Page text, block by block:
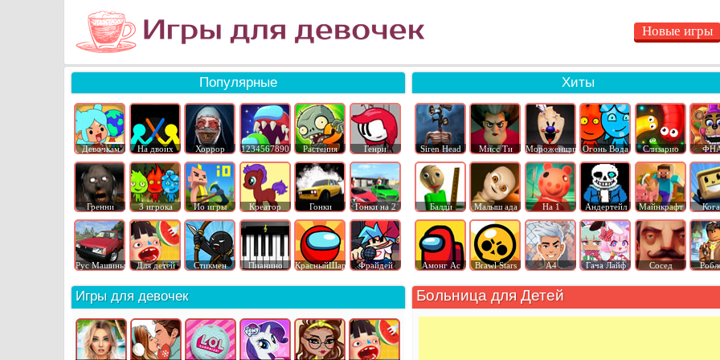
Новые игры
Популярные
Девочкам На двоих Хоррор 1234567890 Растения Генри
Гренни 3 игрока Ио игры Креатор Гонки Гонки на 2
Рус Машины Для детей Стикмен Пианино КрасныйШар Фрайдей
Хиты
Siren Head Мисс Ти Мороженщик Огонь Вода Слизарио
Балди Малыш ада На 1 Андертейл Майнкрафт
Амонг Ас Brawl Stars А4 Гача Лайф Сосед
Больница для Детей
Игры для девочек